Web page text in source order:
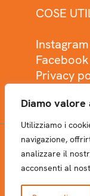
Diamo
Utilizziamo i
navigazione,
analizzare il
acconsenti al
COSE
Instagram
Facebook
Privacy